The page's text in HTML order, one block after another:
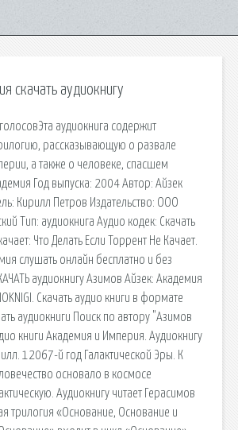
скачать аудиокнигу
аудиокнига содержит
рассказывающую о развале
а также о человеке, спасшем
Год выпуска: 2004 Автор: Айзек
Кирилл Петров Издательство: ООО
Тип: аудиокнига Аудио кодек: Скачать
Что Делать Если Торрент Не Качает.
слушать онлайн бесплатно и без
аудиокнигу Азимов Айзек: Академия
Скачать аудио книги в формате
аудиокниги Поиск по автору "Азимов
книги Академия и Империя. Аудиокнигу
12067-й год Галактической Эры. К
основало в космосе
Аудиокнигу читает Герасимов
трилогия «Основание, Основание и